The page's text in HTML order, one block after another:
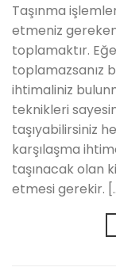
Taşınma
etmeniz
toplamaktır.
toplamazsanız
ihtimaliniz
teknikleri
taşıyabilirsiniz
karşılaşma
taşınacak olan
etmesi gerekir.